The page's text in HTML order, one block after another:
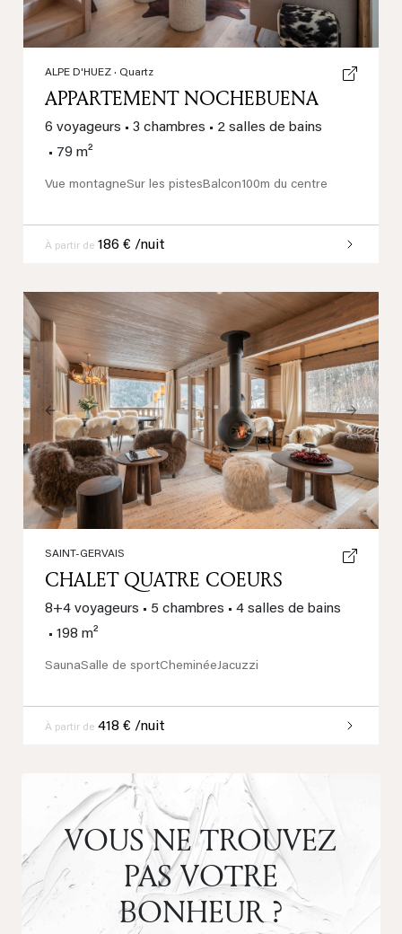
VOUS NE TROUVEZ
PAS VOTRE
BONHEUR ?
ALPE D'HUEZ · Quartz
APPARTEMENT NOCHEBUENA
6 voyageurs • 3 chambres • 2 salles de bains
• 79 m²
Vue montagneSur les pistes Balcon100m du centre
À partir de 186 € /nuit
Previous Next
SAINT-GERVAIS
CHALET QUATRE COEURS
8+4 voyageurs • 5 chambres • 4 salles de bains
• 198 m²
SaunaSalle de sportCheminéeJacuzzi
À partir de 418 € /nuit